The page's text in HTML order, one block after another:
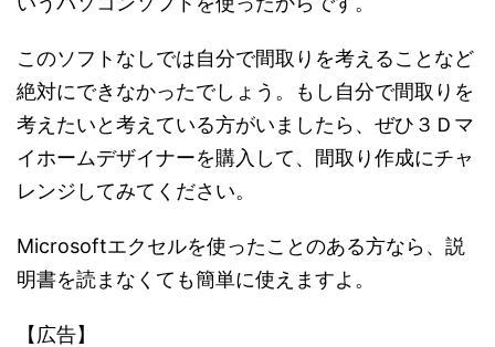
このソフトなしでは自分で間取りを考えることなど
絶対にできなかったでしょう。もし自分で間取りを
考えたいと考えている方がいましたら、ぜひ３Ｄマ
イホームデザイナーを購入して、間取り作成にチャ
レンジしてみてください。
Microsoftエクセルを使ったことのある方なら、説
明書を読まなくても簡単に使えますよ。
【広告】